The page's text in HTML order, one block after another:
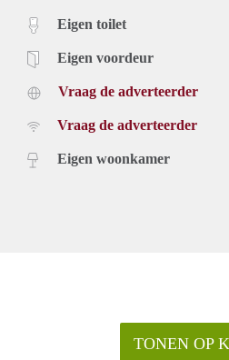
Eigen toilet
Eigen voordeur
Vraag de adverteerder
Vraag de adverteerder
Eigen woonkamer
TONEN OP